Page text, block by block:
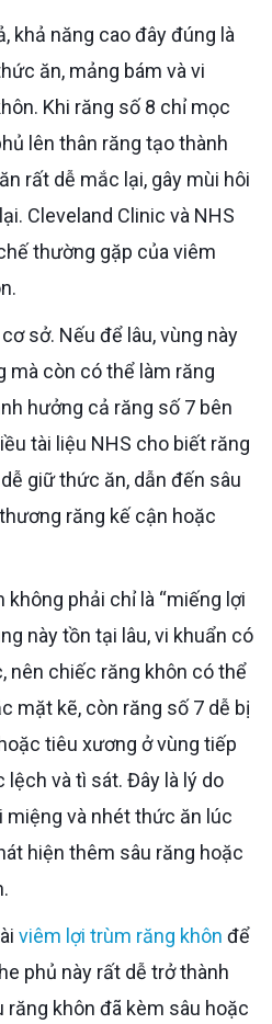
ăn, mảng bám và vi
Khi răng số 8 chỉ mọc
lên thân răng tạo thành
rất dễ mắc lại, gây mùi hôi
Cleveland Clinic và NHS
thường gặp của viêm
mà còn có thể làm răng
hưởng cả răng số 7 bên
tài liệu NHS cho biết răng
giữ thức ăn, dẫn đến sâu
răng kế cận hoặc
này tồn tại lâu, vi khuẩn có
nên chiếc răng khôn có thể
mặt kẽ, còn răng số 7 dễ bị
tiêu xương ở vùng tiếp
lệch và tì sát. Đây là lý do
miệng và nhét thức ăn lúc
hiện thêm sâu răng hoặc
viêm lợi trùm răng khôn để
phủ này rất dễ trở thành
răng khôn đã kèm sâu hoặc